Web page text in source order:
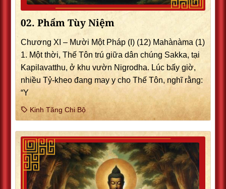
02. Phẩm Tùy Niệm
Chương XI – Mười Một Pháp (I) (12) Mahànàma (1)
1. Một thời, Thế Tôn trú giữa dân chúng Sakka, tại
Kapilavatthu, ở khu vườn Nigrodha. Lúc bấy giờ,
nhiều Tỷ-kheo đang may y cho Thế Tôn, nghĩ rằng:
“Y
Kinh Tăng Chi Bộ